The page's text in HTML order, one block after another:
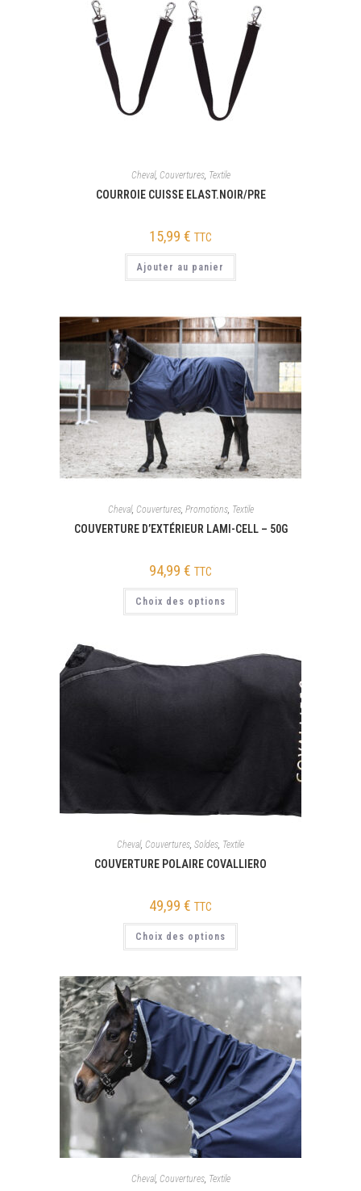
Cheval, Couvertures, Textile
COURROIE CUISSE ELAST.NOIR/PRE
15,99 € TTC
Ajouter au panier
Cheval, Couvertures, Promotions, Textile
COUVERTURE D’EXTÉRIEUR LAMI-CELL – 50G
94,99 € TTC
Choix des options
Cheval, Couvertures Soldes Textile
COUVERTURE POLAIRE COVALLIERO
49,99 € TTC
Choix des options
Cheval, Couvertures, Textile